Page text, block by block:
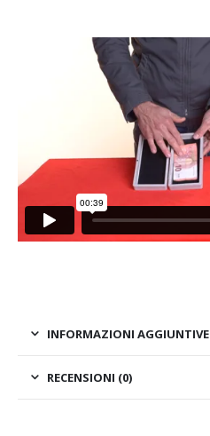
INFORMAZIONI AGGIUNTIVE
RECENSIONI (0)